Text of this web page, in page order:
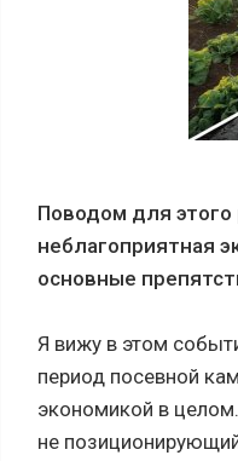
Поводом для
неблагоприятная
основные
Я вижу в этом
период посевной
экономикой в
не